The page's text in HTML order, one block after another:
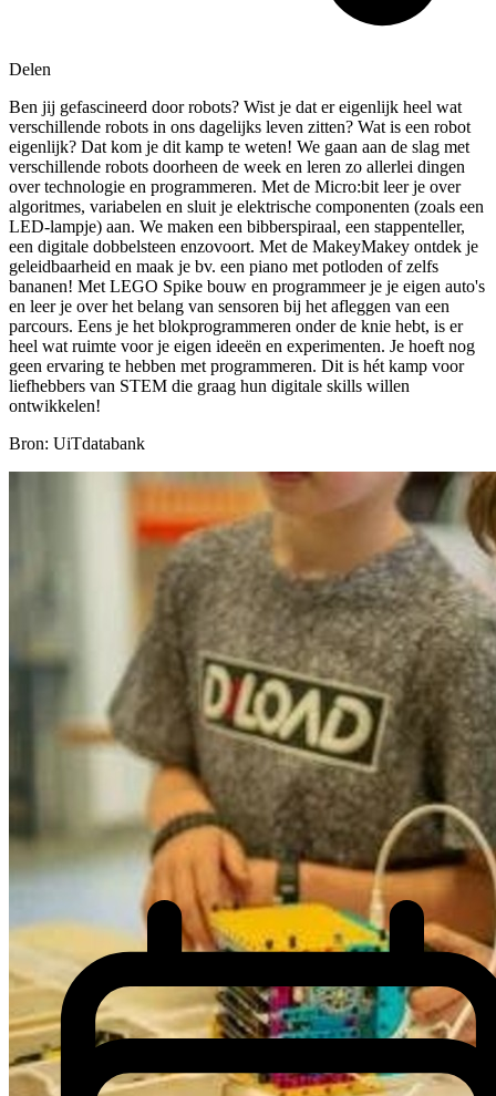
Delen
Ben jij gefascineerd door robots? Wist je dat er eigenlijk heel wat
verschillende robots in ons dagelijks leven zitten? Wat is een robot
eigenlijk? Dat kom je dit kamp te weten! We gaan aan de slag met
verschillende robots doorheen de week en leren zo allerlei dingen
over technologie en programmeren. Met de Micro:bit leer je over
algoritmes, variabelen en sluit je elektrische componenten (zoals een
LED-lampje) aan. We maken een bibberspiraal, een stappenteller,
een digitale dobbelsteen enzovoort. Met de MakeyMakey ontdek je
geleidbaarheid en maak je bv. een piano met potloden of zelfs
bananen! Met LEGO Spike bouw en programmeer je je eigen auto's
en leer je over het belang van sensoren bij het afleggen van een
parcours. Eens je het blokprogrammeren onder de knie hebt, is er
heel wat ruimte voor je eigen ideeën en experimenten. Je hoeft nog
geen ervaring te hebben met programmeren. Dit is hét kamp voor
liefhebbers van STEM die graag hun digitale skills willen
ontwikkelen!
Bron: UiTdatabank